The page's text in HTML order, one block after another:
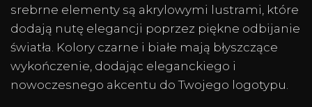
srebrne elementy są akrylowymi lustrami, które
dodają nutę elegancji poprzez piękne odbijanie
światła. Kolory czarne i białe mają błyszczące
wykończenie, dodając eleganckiego i
nowoczesnego akcentu do Twojego logotypu.